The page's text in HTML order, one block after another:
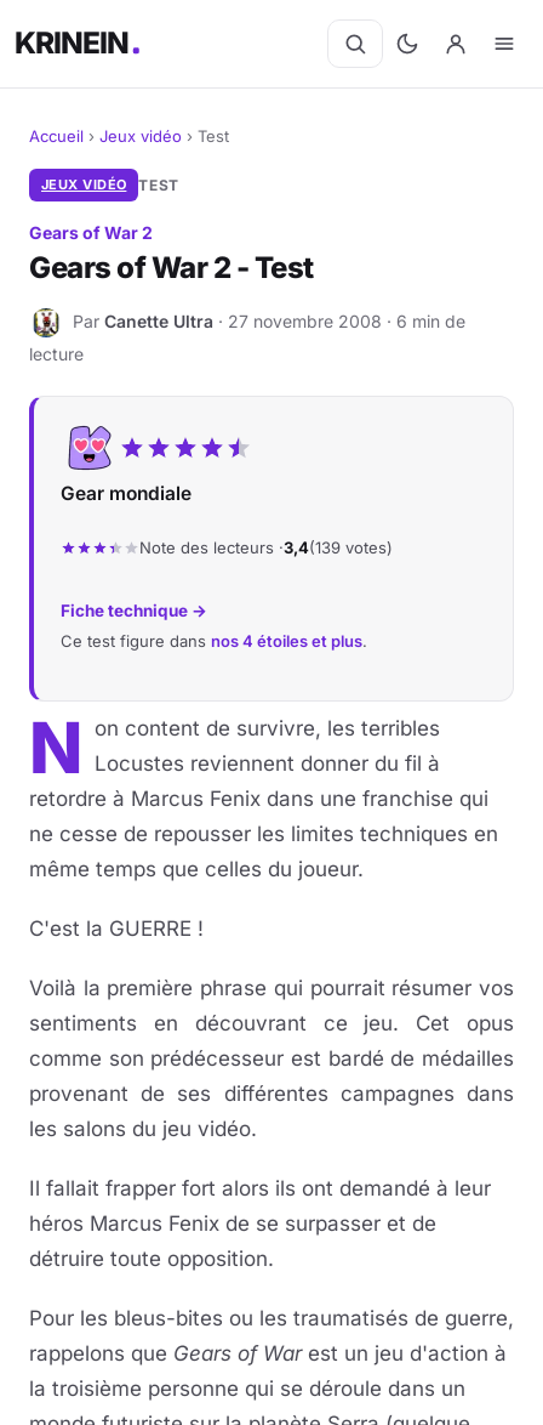
KRINEIN
Cinéma
Séries
BD
Livres
Jeux vidéo
Sortir
Forum
Accueil › Jeux vidéo › Test
JEUX VIDÉO TEST
Gears of War 2
Gears of War 2 - Test
C Par Canette Ultra · 27 novembre 2008 · 6 min de
lecture
Gear mondiale
Note des lecteurs ·3,4(139 votes)
Fiche technique →
Ce test figure dans nos 4 étoiles et plus.
N
on content de survivre, les terribles
Locustes reviennent donner du fil à
retordre à Marcus Fenix dans une franchise qui
ne cesse de repousser les limites techniques en
même temps que celles du joueur.
C'est la GUERRE !
Voilà la première phrase qui pourrait résumer vos
sentiments en découvrant ce jeu. Cet opus
comme son prédécesseur est bardé de médailles
provenant de ses différentes campagnes dans
les salons du jeu vidéo.
Il fallait frapper fort alors ils ont demandé à leur
héros Marcus Fenix de se surpasser et de
détruire toute opposition.
Pour les bleus-bites ou les traumatisés de guerre,
rappelons que Gears of Warest un jeu d'action à
la troisième personne qui se déroule dans un